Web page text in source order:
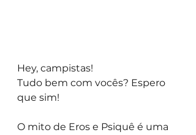
Hey, campistas!
Tudo bem com vocês? Espero
que sim!
O mito de Eros e Psiquê é uma